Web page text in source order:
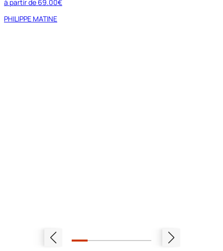
à partir de 69.00€
PHILIPPE MATINE